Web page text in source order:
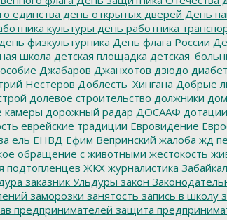
единства день открытых дверей День
культуры день работника
физкультурника День флага России
школа детская площадка
Джабаров Джанхотов дзюдо диабет
Нестеров Доблесть_Хингана Добрые
долевое строительство должники
камеры дорожный радар ДОСААФ дотации
еврейские традиции Евровидение
ель ЕНВД Ефим Вепринский жалоба жд
обращение с животными жестокость
подтопленцев ЖКХ журналистика
заказник Ульдуры закон
заморозки занятость запись в школу
предпринимателей защита